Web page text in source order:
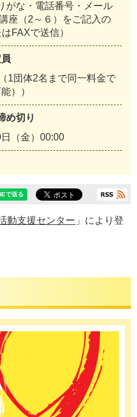
がな・電話番号・メール
座（2～６）をご記入の
FAXで送信）
1団体2名まで同一料金で
））
め切り
（金）00:00
動支援センター 」により登